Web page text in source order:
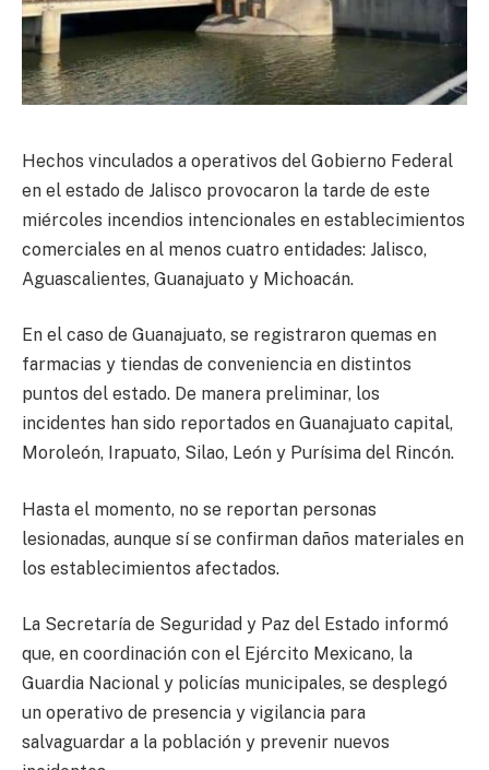
Hechos vinculados a operativos del Gobierno Federal
en el estado de Jalisco provocaron la tarde de este
miércoles incendios intencionales en establecimientos
comerciales en al menos cuatro entidades: Jalisco,
Aguascalientes, Guanajuato y Michoacán.
En el caso de Guanajuato, se registraron quemas en
farmacias y tiendas de conveniencia en distintos
puntos del estado. De manera preliminar, los
incidentes han sido reportados en Guanajuato capital,
Moroleón, Irapuato, Silao, León y Purísima del Rincón.
Hasta el momento, no se reportan personas
lesionadas, aunque sí se confirman daños materiales en
los establecimientos afectados.
La Secretaría de Seguridad y Paz del Estado informó
que, en coordinación con el Ejército Mexicano, la
Guardia Nacional y policías municipales, se desplegó
un operativo de presencia y vigilancia para
salvaguardar a la población y prevenir nuevos